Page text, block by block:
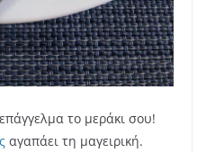
το μεράκι σου!
αγαπάει τη μαγειρική.